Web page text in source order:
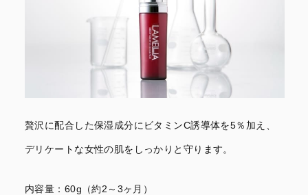
贅沢に配合した保湿成分にビタミンC誘導体を5％加え、
デリケートな女性の肌を しっかりと守ります。
内容量：60g（約2～3ヶ月）